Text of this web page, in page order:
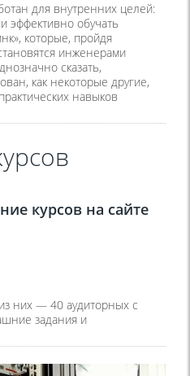
для внутренних целей:
эффективно обучать
которые, пройдя
инженерами
сказать,
как некоторые другие,
навыков
курсов на сайте
них — 40 аудиторных с
задания и